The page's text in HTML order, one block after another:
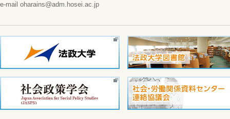
e-mail oharains@adm.hosei.ac.jp